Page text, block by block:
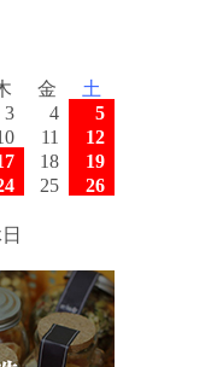
金
土
3 4
5
11
12
18
19
25
26